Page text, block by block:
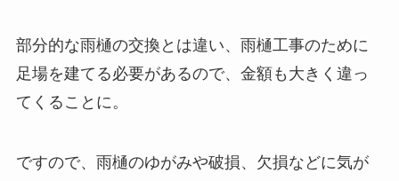
部分的な雨樋の交換とは違い、雨樋工事のために
足場を建てる必要があるので、金額も大きく違っ
てくることに。
ですので、雨樋のゆがみや破損、欠損などに気が